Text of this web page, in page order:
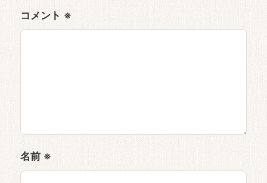
コメント ※
名前 ※